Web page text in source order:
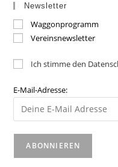
Newsletter
Waggonprogramm
Vereinsnewsletter
Ich stimme den
E-Mail-Adresse: